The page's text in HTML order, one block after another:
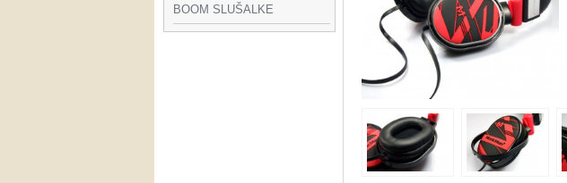
BOOM SLUŠALKE